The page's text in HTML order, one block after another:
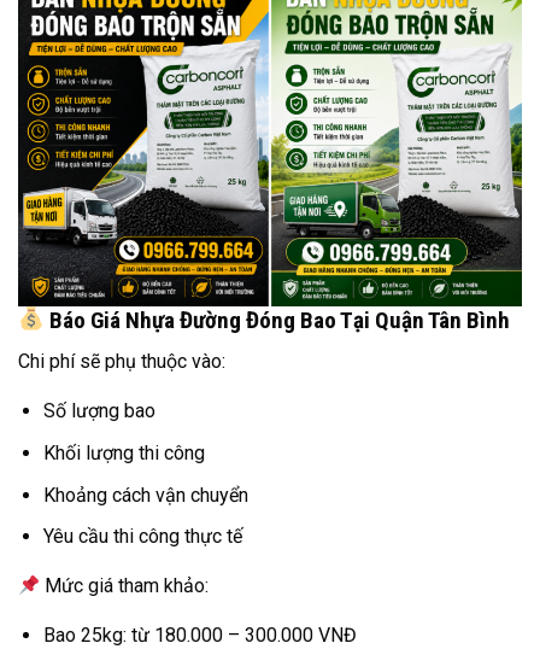
Báo Giá Nhựa Đường Đóng Bao Tại Quận Tân Bình
Chi phí sẽ phụ thuộc vào:
Số lượng bao
Khối lượng thi công
Khoảng cách vận chuyển
Yêu cầu thi công thực tế
Mức giá tham khảo:
Bao 25kg: từ 180.000 – 300.000 VNĐ